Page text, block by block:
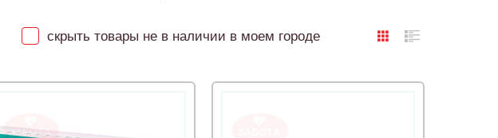
скрыть товары не в наличии в моем городе